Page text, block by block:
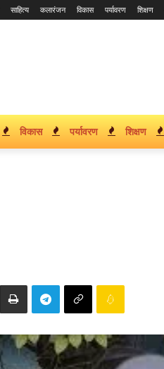
साहित्य कलारंजन विकास पर्यावरण शिक्षण
विकास पर्यावरण शिक्षण